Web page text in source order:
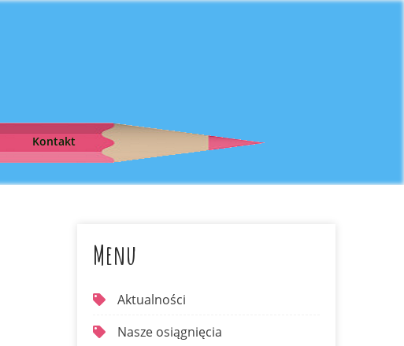
Kontakt
Menu
Aktualności
Nasze osiągnięcia